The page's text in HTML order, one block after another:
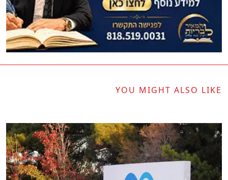
YOU MIGHT ALSO LIKE